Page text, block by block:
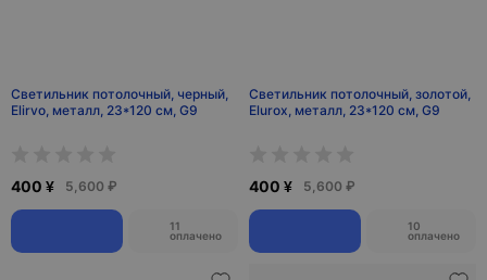
Светильник потолочный, черный,
Elirvo, металл, 23*120 см, G9
400 ¥ 5,600 ₽
11
оплачено
Светильник потолочный, золотой,
Elurox, металл, 23*120 см, G9
400 ¥ 5,600 ₽
10
оплачено